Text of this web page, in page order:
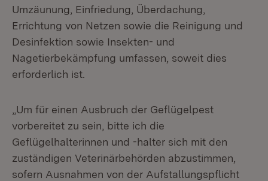
Umzäunung, Einfriedung, Überdachung,
Errichtung von Netzen sowie die Reinigung und
Desinfektion sowie Insekten- und
Nagetierbekämpfung umfassen, soweit dies
erforderlich ist.
„Um für einen Ausbruch der Geflügelpest
vorbereitet zu sein, bitte ich die
Geflügelhalterinnen und -halter sich mit den
zuständigen Veterinärbehörden abzustimmen,
sofern Ausnahmen von der Aufstallungspflicht